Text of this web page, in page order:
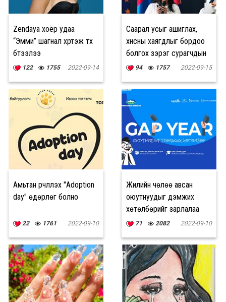
Zendaya хоёр удаа
“Эмми” шагнал хүртэж түүх
бүтээлээ
122 1755 2022-09-14
Саарал усыг ашиглах,
хүнсны хаягдлыг бордоо
болгох зэрэг сурагчдын
санаачилсан төслүүд
94 1757 2022-09-15
Амьтан үрчлүүлэх "Adoption
day" өдөрлөг болно
22 1761 2022-09-10
Жилийн чөлөө авсан
оюутнуудыг дэмжих
хөтөлбөрийг зарлалаа
71 2082 2022-09-10